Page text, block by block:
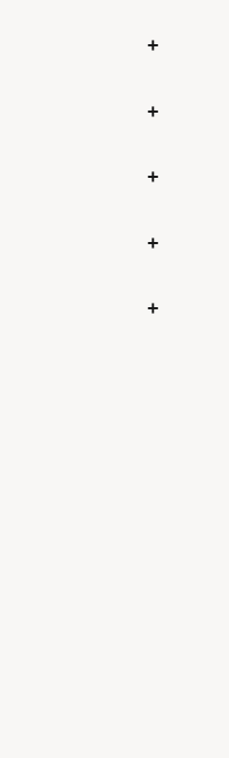
+
+
+
+
+